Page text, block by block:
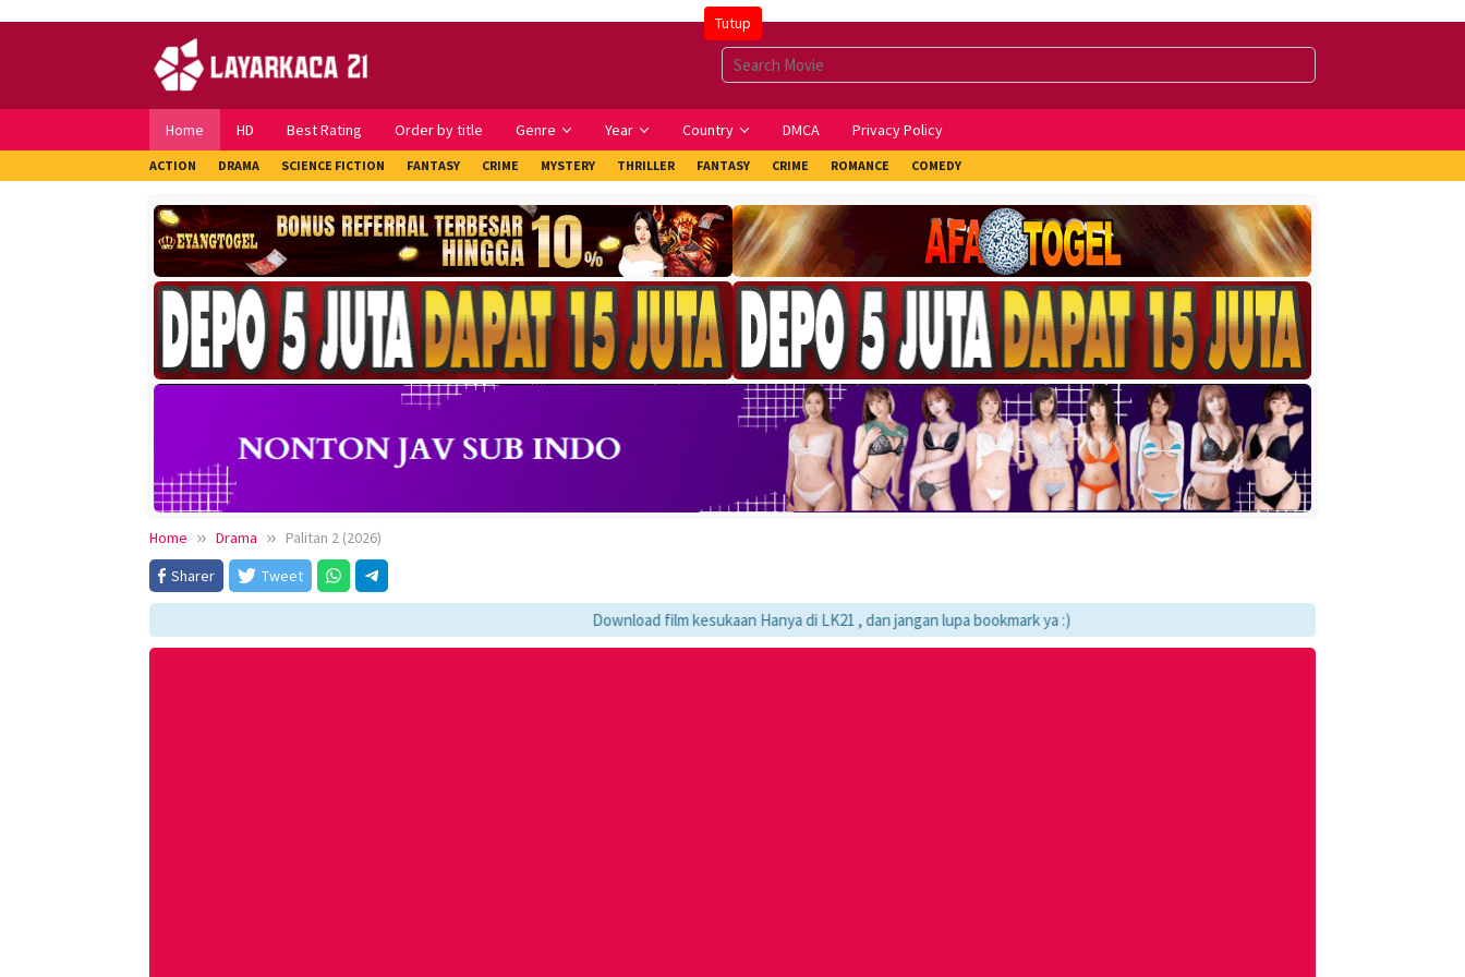
Tutup
Home HD Best Rating Order by title Genre Year Country DMCA Privacy Policy
ACTION DRAMA SCIENCE FICTION FANTASY CRIME MYSTERY THRILLER FANTASY CRIME ROMANCE COMEDY
Home Drama
Palitan 2 (2026)
Sharer
Tweet
Download film kesukaan Hanya di LK21 , dan jangan lupa bookmark ya :)